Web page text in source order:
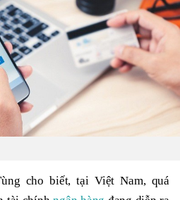
cho biết, tại Việt Nam, quá